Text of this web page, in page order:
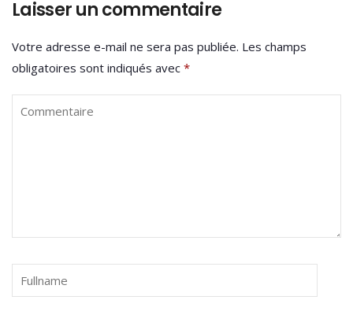
Laisser un commentaire
Votre adresse e-mail ne sera pas publiée. Les champs
obligatoires sont indiqués avec *